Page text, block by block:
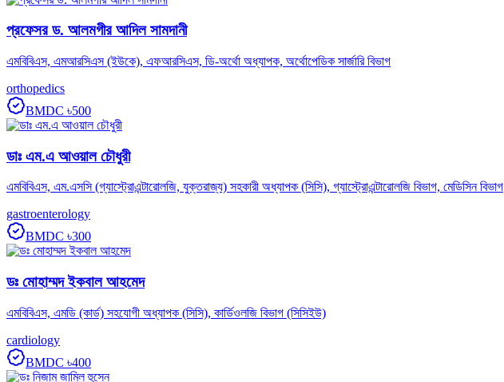
প্রফেসর ড. আলমগীর আদিল সামদানী
এমবিবিএস, এমআরসিএস (ইউকে), এফআরসিএস, ডি-অর্থো অধ্যাপক, অর্থোপেডিক সার্জারি বিভাগ
orthopedics
BMDC ৳500
ডাঃ এম.এ আওয়াল চৌধুরী
এমবিবিএস, এম.এসসি (গ্যাস্ট্রোএন্টারোলজি, যুক্তরাজ্য) সহকারী অধ্যাপক (সিসি), গ্যাস্ট্রোএন্টারোলজি বিভাগ, মেডিসিন বিভাগ
gastroenterology
BMDC ৳300
ডঃ মোহাম্মদ ইকবাল আহমেদ
এমবিবিএস, এমডি (কার্ড) সহযোগী অধ্যাপক (সিসি), কার্ডিওলজি বিভাগ (সিসিইউ)
cardiology
BMDC ৳400